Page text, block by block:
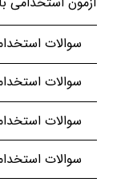
سوالات
سوالات
سوالات
سوالات